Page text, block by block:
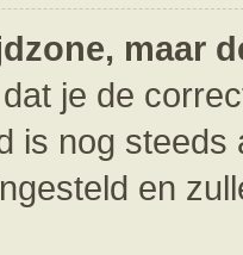
maar
je de
is nog
en